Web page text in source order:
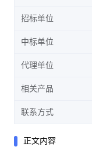
招标单位
中标单位
代理单位
相关产品
联系方式
正文内容